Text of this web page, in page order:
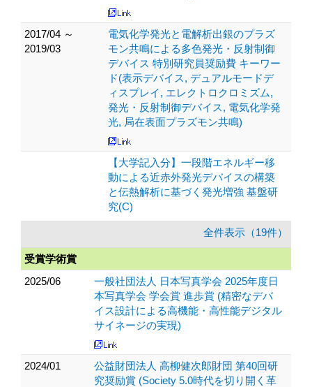
2017/04 ～
2019/03
電気化学発光と電解析出銀のプラズ
モン共鳴による多色発光・反射制御
デバイス 特別研究員奨励費 キーワー
ド(表示デバイス, デュアルモードデ
ィスプレイ, エレクトロクロミズム,
発光・反射制御デバイス, 電気化学発
光, 局在表面プラズモン共鳴)
【大学記入分】一段階エネルギー移
動による近赤外発光デバイスの構築
と伝熱解析に基づく発光増強 基盤研
究(C)
全件表示（19件）
受賞学術賞
2025/06
一般社団法人 日本写真学会 2025年度日
本写真学会 学会賞 進歩賞 (精密なデバ
イス設計による高機能・高性能デジタル
サイネージの実現)
2024/01
公益財団法人 高柳健次郎財団 第40回研
究奨励賞 (Society 5.0時代を切り開く革